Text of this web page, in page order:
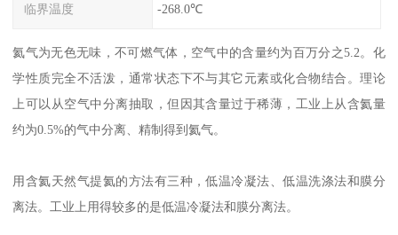
临界温度 -268.0℃
氦气为无色无味，不可燃气体，空气中的含量约为百万分之5.2。化
学性质完全不活泼，通常状态下不与其它元素或化合物结合。理论
上可以从空气中分离抽取，但因其含量过于稀薄，工业上从含氦量
约为0.5%的气中分离、精制得到氦气。
用含氦天然气提氦的方法有三种，低温冷凝法、低温洗涤法和膜分
离法。工业上用得较多的是低温冷凝法和膜分离法。